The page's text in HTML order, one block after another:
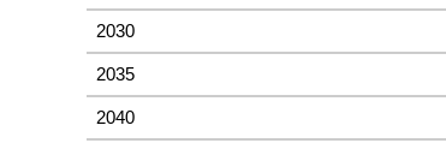
2030
2035
2040